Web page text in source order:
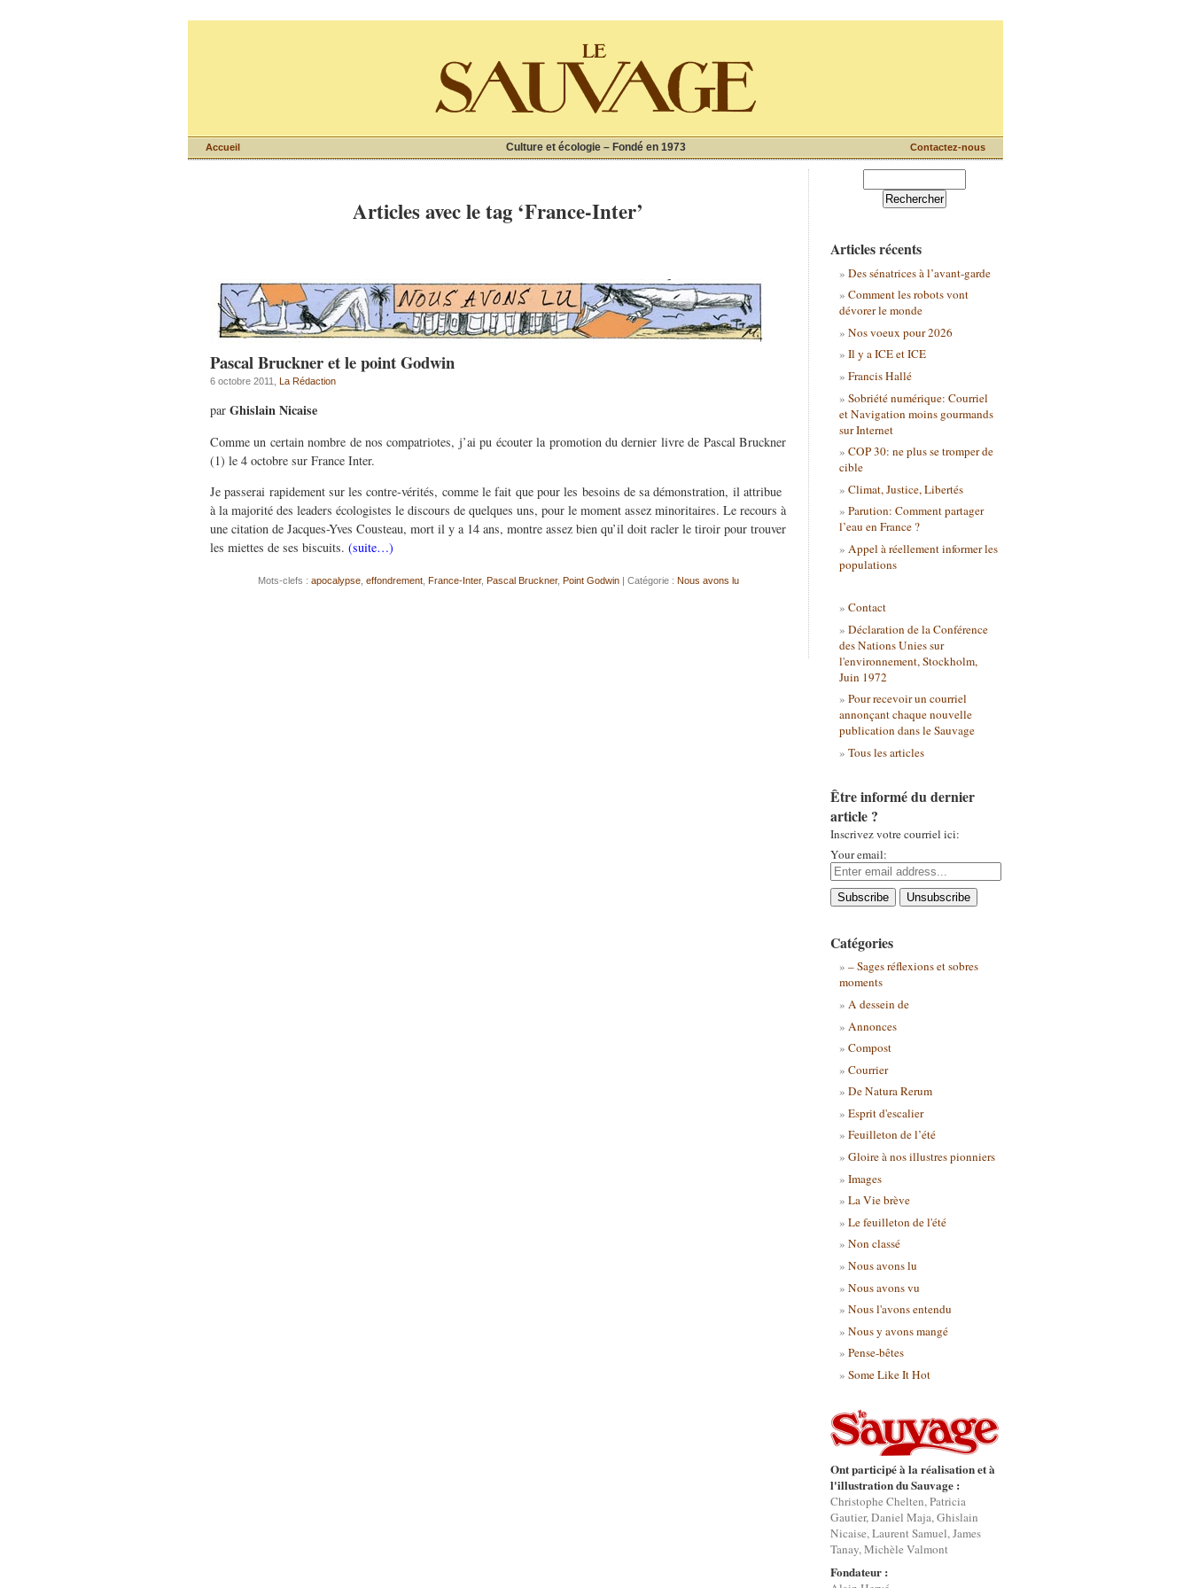
Culture et écologie – Fondé en 1973
Accueil Contactez-nous
Articles avec le tag ‘France-Inter’
Pascal Bruckner et le point Godwin
6 octobre 2011, La Rédaction
par Ghislain Nicaise
Comme un certain nombre de nos compatriotes, j’ai pu écouter la promotion du dernier livre de Pascal Bruckner
(1) le 4 octobre sur France Inter.
Je passerai rapidement sur les contre-vérités, comme le fait que pour les besoins de sa démonstration, il attribue
à la majorité des leaders écologistes le discours de quelques uns, pour le moment assez minoritaires. Le recours à
une citation de Jacques-Yves Cousteau, mort il y a 14 ans, montre assez bien qu’il doit racler le tiroir pour trouver
les miettes de ses biscuits. (suite…)
Mots-clefs : apocalypse, effondrement, France-Inter, Pascal Bruckner, Point Godwin| Catégorie : Nous avons lu
Articles récents
Des sénatrices à l’avant-garde
Comment les robots vont
dévorer le monde
Nos voeux pour 2026
Il y a ICE et ICE
Francis Hallé
Sobriété numérique: Courriel
et Navigation moins gourmands
sur Internet
COP 30: ne plus se tromper de
cible
Climat, Justice, Libertés
Parution: Comment partager
l’eau en France ?
Appel à réellement informer les
populations
Contact
Déclaration de la Conférence
des Nations Unies sur
l'environnement, Stockholm,
Juin 1972
Pour recevoir un courriel
annonçant chaque nouvelle
publication dans le Sauvage
Tous les articles
Être informé du dernier
article ?
Inscrivez votre courriel ici:
Your email:
Catégories
– Sages réflexions et sobres
moments
A dessein de
Annonces
Compost
Courrier
De Natura Rerum
Esprit d'escalier
Feuilleton de l’été
Gloire à nos illustres pionniers
Images
La Vie brève
Le feuilleton de l'été
Non classé
Nous avons lu
Nous avons vu
Nous l'avons entendu
Nous y avons mangé
Pense-bêtes
Some Like It Hot
Ont participé à la réalisation et à
l'illustration du Sauvage :
Christophe Chelten, Patricia
Gautier, Daniel Maja, Ghislain
Nicaise, Laurent Samuel, James
Tanay, Michèle Valmont
Fondateur :